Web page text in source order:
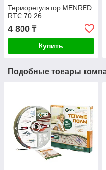
Терморегулятор MENRED
RTC 70.26
4 800 ₸
Купить
Подобные товары